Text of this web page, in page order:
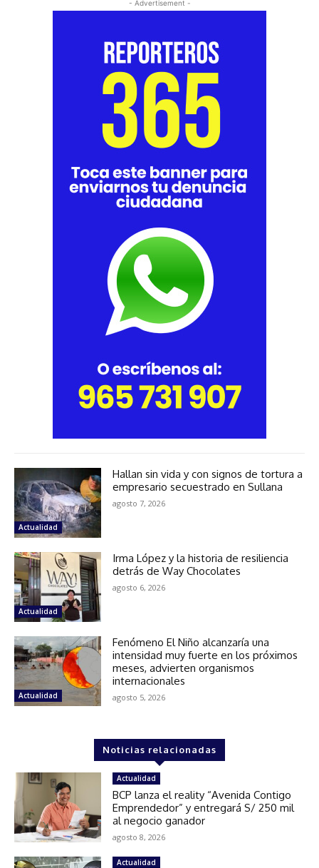
- Advertisement -
Actualidad
Hallan sin vida y con signos de tortura a
empresario secuestrado en Sullana
agosto 7, 2026
Actualidad
Irma López y la historia de resiliencia
detrás de Way Chocolates
agosto 6, 2026
Actualidad
Fenómeno El Niño alcanzaría una
intensidad muy fuerte en los próximos
meses, advierten organismos
internacionales
agosto 5, 2026
Noticias relacionadas
Actualidad
BCP lanza el reality “Avenida Contigo
Emprendedor” y entregará S/ 250 mil
al negocio ganador
agosto 8, 2026
Actualidad